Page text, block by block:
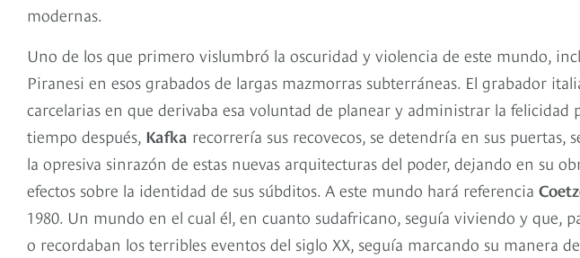
modernas.
Uno de los que primero vislumbró la oscuridad y violencia de este mundo,
Piranesi en esos grabados de largas mazmorras subterráneas. El grabador
carcelarias en que derivaba esa voluntad de planear y administrar la felicidad
tiempo después, Kafka recorrería sus recovecos, se detendría en sus puertas,
la opresiva sinrazón de estas nuevas arquitecturas del poder, dejando en su
efectos sobre la identidad de sus súbditos. A este mundo hará referencia
1980. Un mundo en el cual él, en cuanto sudafricano, seguía viviendo y que,
o recordaban los terribles eventos del siglo XX, seguía marcando su manera